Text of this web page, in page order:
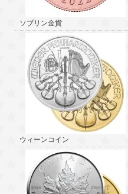
ソブリン金貨
ウィーンコイン